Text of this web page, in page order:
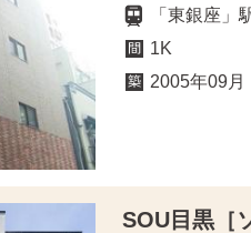
「東銀座
1K
2005年09月
SOU目黒［